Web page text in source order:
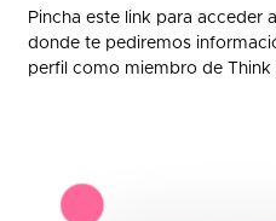
Pincha este link para acceder
donde te pediremos
perfil como miembro de Think